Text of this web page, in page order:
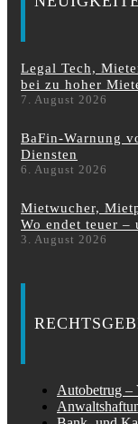
Legal Tech,
bei zu hoher
7. August 2026
BaFin-Warnung
Diensten
6. August 2026
Mietwucher,
Wo endet teuer –
3. August 2026
Autobetrug –